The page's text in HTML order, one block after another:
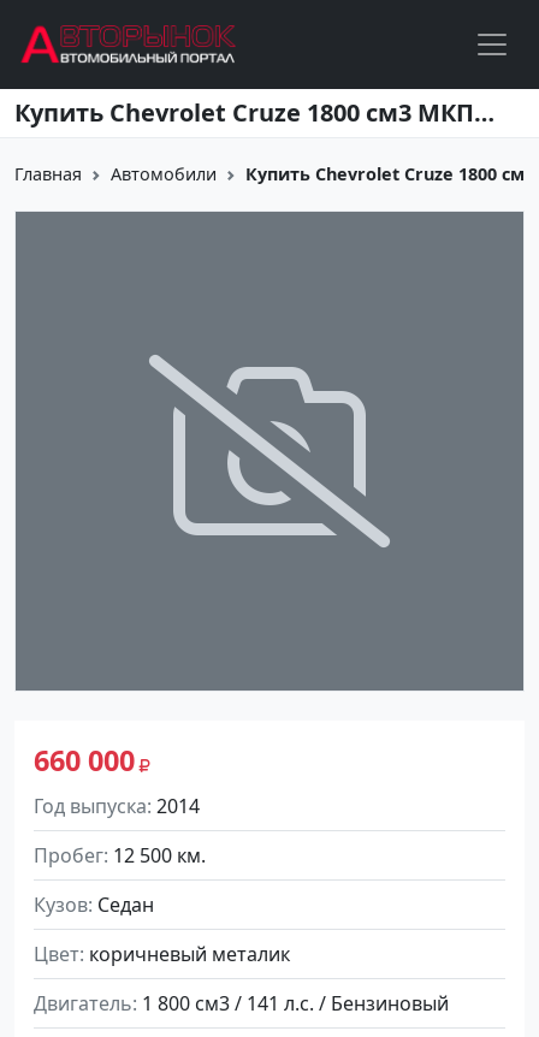
Перейти к основному содержанию Купить Chevrolet Cruze 1800 см3 МКПП (141 л.с.) Бензиновый в Краснодар: цвет коричневый металик Седан 2014 года по цене 660000 рублей, объявление №4195 на сайте Авторынок23
Главная Автомобили Купить Chevrolet Cruze 1800
660 000
Год выпуска 2014
Пробег 12 500 км.
Кузов Седан
Цвет коричневый металик
Двигатель 1 800 см3 / 141 л.с. / Бензиновый